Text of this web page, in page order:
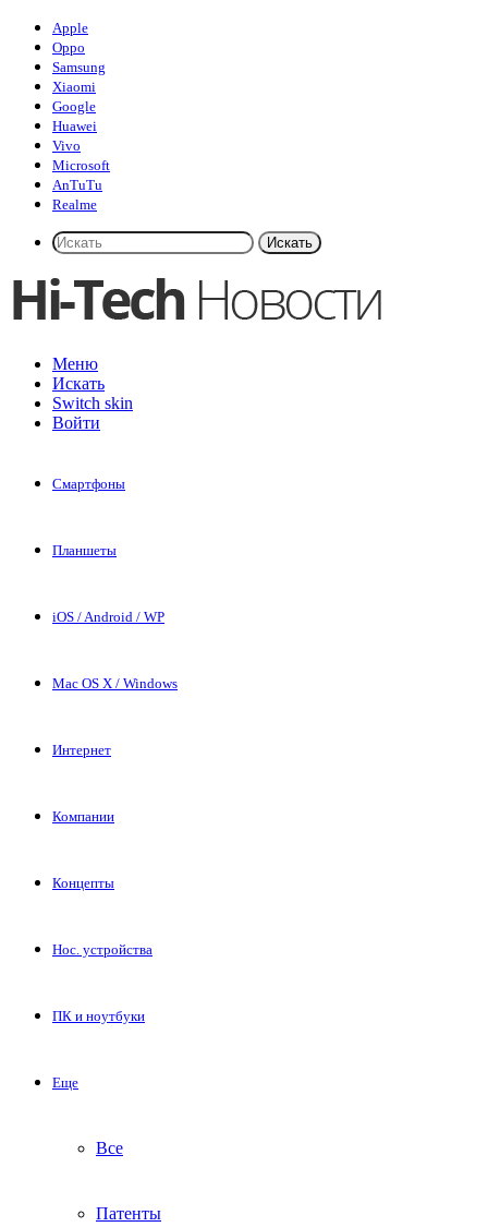
Apple
Oppo
Samsung
Xiaomi
Google
Huawei
Vivo
Microsoft
AnTuTu
Realme
Искать
Меню
Искать
Switch skin
Войти
Смартфоны
Планшеты
iOS / Android / WP
Mac OS X / Windows
Интернет
Компании
Концепты
Нос. устройства
ПК и ноутбуки
Еще
Все
Патенты